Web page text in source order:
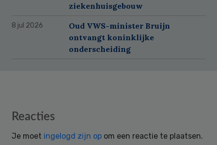
ziekenhuisgebouw
8 jul 2026
Oud VWS-minister Bruijn
ontvangt koninklijke
onderscheiding
Reader
Reacties
Je moet ingelogd zijn op om een reactie te plaatsen.